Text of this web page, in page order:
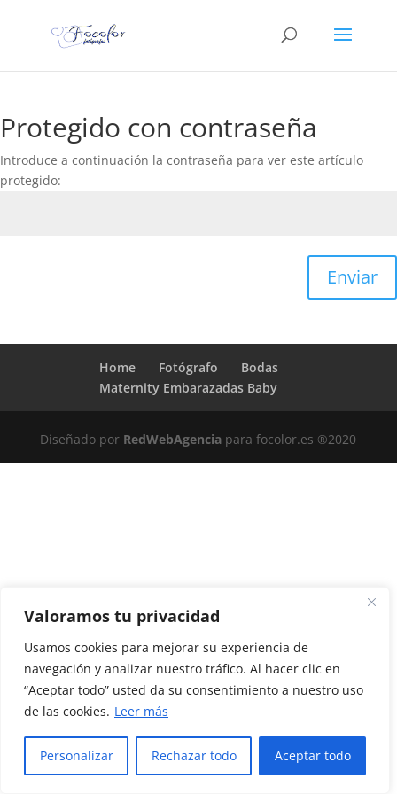
Valoramos tu privacidad
Usamos cookies para mejorar su experiencia de
navegación y analizar nuestro tráfico. Al hacer clic en
“Aceptar todo” usted da su consentimiento a nuestro uso
de las cookies. Leer más
Personalizar Rechazar todo Aceptar todo
Protegido con contraseña
Introduce a continuación la contraseña para ver este artículo
protegido:
Enviar
Home Fotógrafo
Bodas
Maternity Embarazadas Baby
Diseñado por RedWebAgencia para focolor.es ®2020